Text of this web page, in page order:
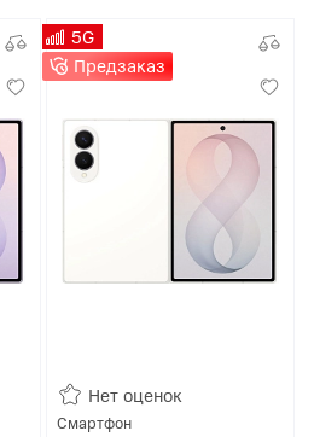
Нет оценок
Смартфон
5G
Предзаказ